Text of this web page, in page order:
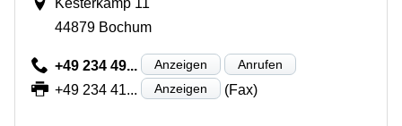
44879 Bochum
+49 234 49... Anzeigen Anrufen
+49 234 41... Anzeigen (Fax)